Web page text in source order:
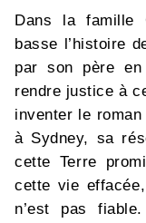
Dans la famille
basse l’histoire
par son père
rendre justice à
inventer le
à Sydney, sa
cette Terre
cette vie
n’est pas